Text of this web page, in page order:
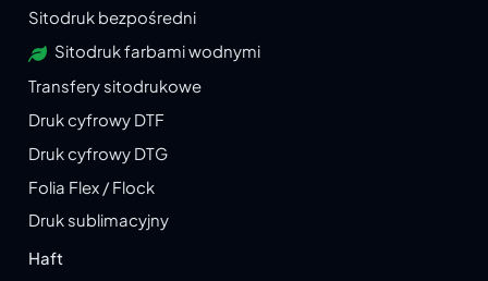
Sitodruk bezpośredni
Sitodruk farbami wodnymi
Transfery sitodrukowe
Druk cyfrowy DTF
Druk cyfrowy DTG
Folia Flex / Flock
Druk sublimacyjny
Haft